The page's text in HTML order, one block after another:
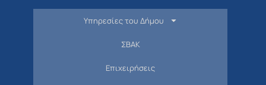
Υπηρεσίες του Δήμου
ΣΒΑΚ
Επιχειρήσεις